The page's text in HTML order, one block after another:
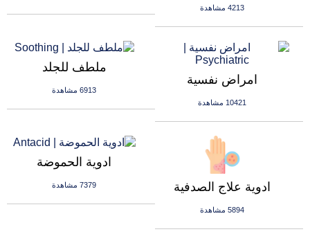
4213 مشاهدة
ملطف للجلد
6913 مشاهدة
امراض نفسية
10421 مشاهدة
ادوية الحموضة
7379 مشاهدة ادوية علاج الصدفية
5894 مشاهدة